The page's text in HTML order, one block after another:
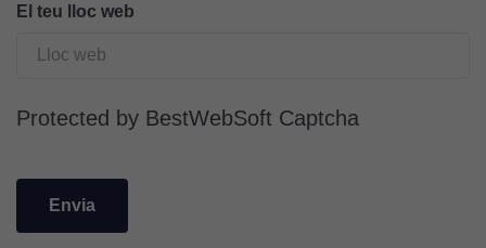
El teu lloc web
Protected by BestWebSoft Captcha
funcioni.